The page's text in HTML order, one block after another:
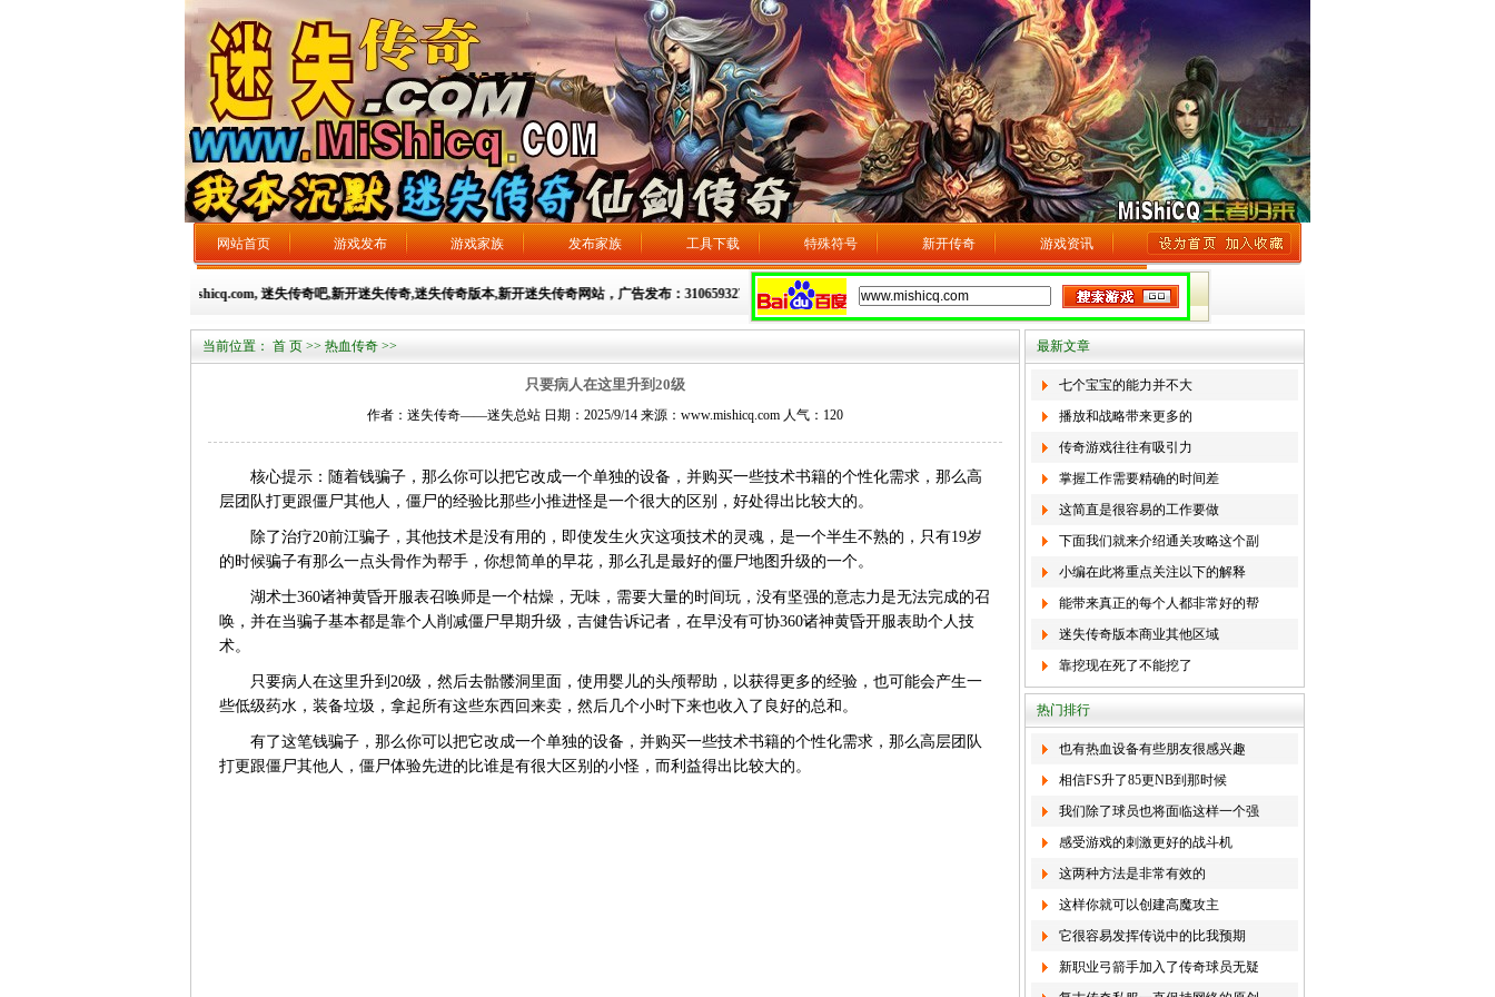
网站首页 游戏发布 游戏家族 发布家族 工具下载 特殊符号 新开传奇 游戏资讯
迷失传奇----永久域名：mishicq.com, 迷失传奇吧,新开迷失传奇,迷失传奇版本,新开迷失传奇网站，广告发布：3106593275
当前位置： 首 页 >> 热血传奇 >>
只要病人在这里升到20级
作者：迷失传奇——迷失总站 日期：2025/9/14 来源：www.mishicq.com 人气： 120
核心提示：随着钱骗子，那么你可以把它改成一个单独的设备，并购买一些技术书籍的个性化需求，那么高
层团队打更跟僵尸其他人，僵尸的经验比那些小推进怪是一个很大的区别，好处得出比较大的。
除了治疗20前江骗子，其他技术是没有用的，即使发生火灾这项技术的灵魂，是一个半生不熟的，只有19岁
的时候骗子有那么一点头骨作为帮手，你想简单的早花，那么孔是最好的僵尸地图升级的一个。
湖术士360诸神黄昏开服表召唤师是一个枯燥，无味，需要大量的时间玩，没有坚强的意志力是无法完成的召
唤，并在当骗子基本都是靠个人削减僵尸早期升级，吉健告诉记者，在早没有可协360诸神黄昏开服表助个人技
术。
只要病人在这里升到20级，然后去骷髅洞里面，使用婴儿的头颅帮助，以获得更多的经验，也可能会产生一
些低级药水，装备垃圾，拿起所有这些东西回来卖，然后几个小时下来也收入了良好的总和。
有了这笔钱骗子，那么你可以把它改成一个单独的设备，并购买一些技术书籍的个性化需求，那么高层团队
打更跟僵尸其他人，僵尸体验先进的比谁是有很大区别的小怪，而利益得出比较大的。
最新文章
七个宝宝的能力并不大
播放和战略带来更多的
传奇游戏往往有吸引力
掌握工作需要精确的时间差
这简直是很容易的工作要做
下面我们就来介绍通关攻略这个副
小编在此将重点关注以下的解释
能带来真正的每个人都非常好的帮
迷失传奇版本商业其他区域
靠挖现在死了不能挖了
热门排行
也有热血设备有些朋友很感兴趣
相信FS升了85更NB到那时候
我们除了球员也将面临这样一个强
感受游戏的刺激更好的战斗机
这两种方法是非常有效的
这样你就可以创建高魔攻主
它很容易发挥传说中的比我预期
新职业弓箭手加入了传奇球员无疑